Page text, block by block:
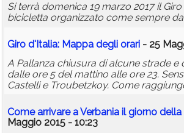
Si terrà domenica 19 marzo 2017 il
bicicletta organizzato come sempre
Giro d'Italia: Mappa degli orari - 25
A Pallanza chiusura di alcune strade e
dalle ore 5 del mattino alle ore 23.
Castelli e Troubetzkoy. Come
Come arrivare a Verbania il giorno
Maggio 2015 - 10:23